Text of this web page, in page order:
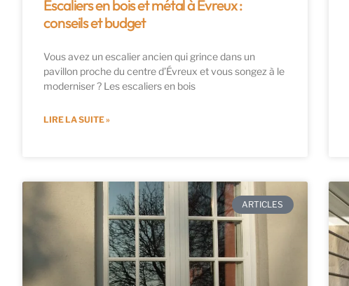
Escaliers en bois et métal à Évreux :
conseils et budget
Vous avez un escalier ancien qui grince dans un
pavillon proche du centre d’Évreux et vous songez à le
moderniser ? Les escaliers en bois
LIRE LA SUITE »
ARTICLES